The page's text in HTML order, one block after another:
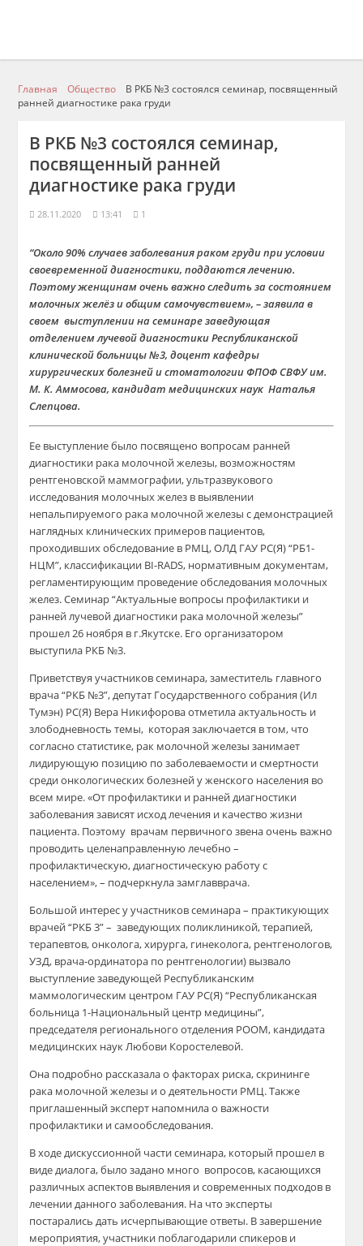
Главная Общество
В РКБ №3 состоялся семинар, посвященный
ранней диагностике рака груди
В РКБ №3 состоялся семинар,
посвященный ранней
диагностике рака груди
28.11.2020 13:41 1
“Около 90% случаев заболевания раком груди при условии
своевременной диагностики, поддаются лечению.
Поэтому женщинам очень важно следить за состоянием
молочных желёз и общим самочувствием», – заявила в
своем выступлении на семинаре заведующая
отделением лучевой диагностики Республиканской
клинической больницы №3, доцент кафедры
хирургических болезней и стоматологии ФПОФ СВФУ им.
М. К. Аммосова, кандидат медицинских наук Наталья
Слепцова.
Ее выступление было посвящено вопросам ранней
диагностики рака молочной железы, возможностям
рентгеновской маммографии, ультразвукового
исследования молочных желез в выявлении
непальпируемого рака молочной железы с демонстрацией
наглядных клинических примеров пациентов,
проходивших обследование в РМЦ, ОЛД ГАУ РС(Я) “РБ1-
НЦМ”, классификации BI-RADS, нормативным документам,
регламентирующим проведение обследования молочных
желез. Семинар “Актуальные вопросы профилактики и
ранней лучевой диагностики рака молочной железы”
прошел 26 ноября в г.Якутске. Его организатором
выступила РКБ №3.
Приветствуя участников семинара, заместитель главного
врача “РКБ №3”, депутат Государственного собрания (Ил
Тумэн) РС(Я) Вера Никифорова отметила актуальность и
злободневность темы, которая заключается в том, что
согласно статистике, рак молочной железы занимает
лидирующую позицию по заболеваемости и смертности
среди онкологических болезней у женского населения во
всем мире. «От профилактики и ранней диагностики
заболевания зависят исход лечения и качество жизни
пациента. Поэтому врачам первичного звена очень важно
проводить целенаправленную лечебно –
профилактическую, диагностическую работу с
населением», – подчеркнула замглавврача.
Большой интерес у участников семинара – практикующих
врачей “РКБ 3” – заведующих поликлиникой, терапией,
терапевтов, онколога, хирурга, гинеколога, рентгенологов,
УЗД, врача-ординатора по рентгенологии) вызвало
выступление заведующей Республиканским
маммологическим центром ГАУ РС(Я) “Республиканская
больница 1-Национальный центр медицины”,
председателя регионального отделения РООМ, кандидата
медицинских наук Любови Коростелевой.
Она подробно рассказала о факторах риска, скрининге
рака молочной железы и о деятельности РМЦ. Также
приглашенный эксперт напомнила о важности
профилактики и самообследования.
В ходе дискуссионной части семинара, который прошел в
виде диалога, было задано много вопросов, касающихся
различных аспектов выявления и современных подходов в
лечении данного заболевания. На что эксперты
постарались дать исчерпывающие ответы. В завершение
мероприятия, участники поблагодарили спикеров и